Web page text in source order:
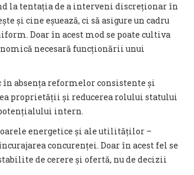
la tentația de a interveni discreționar în
și cine eșuează, ci să asigure un cadru
Doar în acest mod se poate cultiva
necesară funcționării unui
în absența reformelor consistente și
proprietății și reducerea rolului statului
intern.
energetice și ale utilităților –
concurenței. Doar în acest fel se
de cerere și ofertă, nu de decizii